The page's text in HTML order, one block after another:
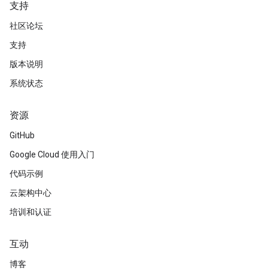
支持
社区论坛
支持
版本说明
系统状态
资源
GitHub
Google Cloud 使用入门
代码示例
云架构中心
培训和认证
互动
博客